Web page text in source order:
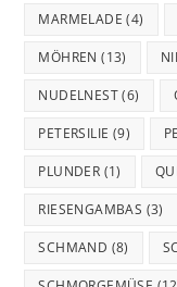
MARMELADE (4)
MÖHREN (13)
NUDELNEST(6)
PETERSILIE (9)
PLUNDER (1)
RIESENGAMBAS (3)
SCHMAND (8)